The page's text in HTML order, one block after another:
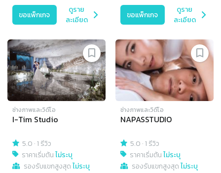
ขอแพ็กเกจ
ดูราย
ละเอียด
ขอแพ็กเกจ
ดูราย
ละเอียด
ช่างภาพและวิดีโอ
I-Tim Studio
5.0 ·1 รีวิว
ราคาเริ่มต้นไม่ระบุ
รองรับแขกสูงสุดไม่ระบุ
ช่างภาพและวิดีโอ
NAPASSTUDIO
5.0 ·1 รีวิว
ราคาเริ่มต้นไม่ระบุ
รองรับแขกสูงสุดไม่ระบุ